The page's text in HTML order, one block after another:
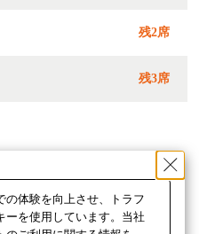
残2席
残3席
の体験を向上させ、トラフ
ーを使用しています。当社